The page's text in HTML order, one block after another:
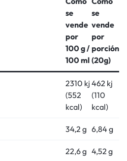
se
vende
por
100 g /
100 ml
se
vende
por
porción
(20g)
2310 kj
(552
kcal)
462 kj
(110
kcal)
34,2 g 6,84 g
22,6 g 4,52 g